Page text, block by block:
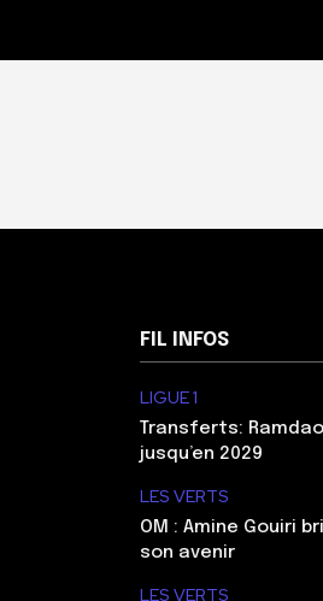
FIL INFOS
LIGUE 1
Transferts:
jusqu’en 2029
LES VERTS
OM : Amine Gouiri
son avenir
LES VERTS